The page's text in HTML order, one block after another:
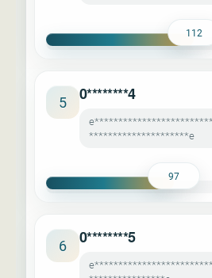
112
5 0********4
*********************e
97
6 0********5